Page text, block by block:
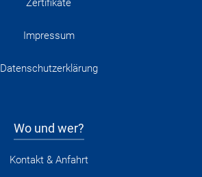
Zertifikate
Impressum
Datenschutzerklärung
Wo und wer?
Kontakt & Anfahrt